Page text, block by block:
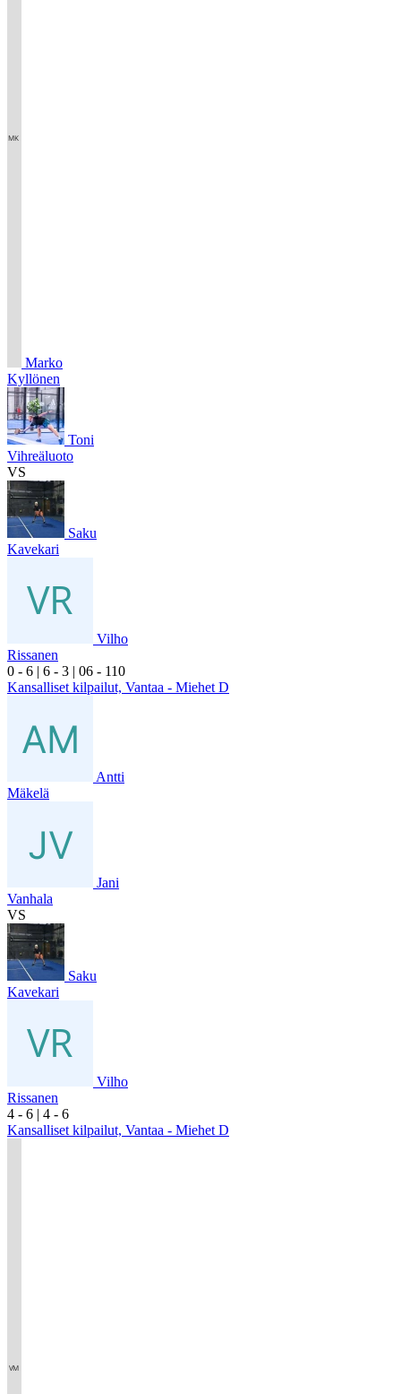
Marko
Kyllönen
Toni
Vihreäluoto
VS
Saku
Kavekari
Vilho
Rissanen
0 - 6 | 6 - 3 | 06 - 110
Kansalliset kilpailut, Vantaa - Miehet D
Antti
Mäkelä
Jani
Vanhala
VS
Saku
Kavekari
Vilho
Rissanen
4 - 6 | 4 - 6
Kansalliset kilpailut, Vantaa - Miehet D